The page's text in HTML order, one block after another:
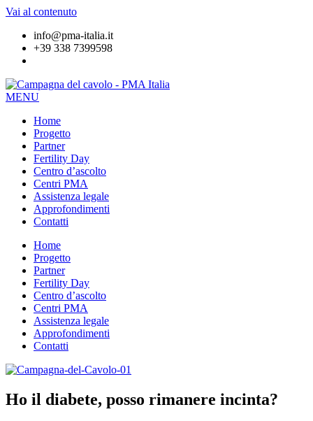
Vai al contenuto
info@pma-italia.it
+39 338 7399598
MENU
Home
Progetto
Partner
Fertility Day
Centro d’ascolto
Centri PMA
Assistenza legale
Approfondimenti
Contatti
Home
Progetto
Partner
Fertility Day
Centro d’ascolto
Centri PMA
Assistenza legale
Approfondimenti
Contatti
Ho il diabete, posso rimanere incinta?